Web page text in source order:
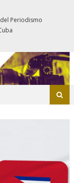
Periodismo